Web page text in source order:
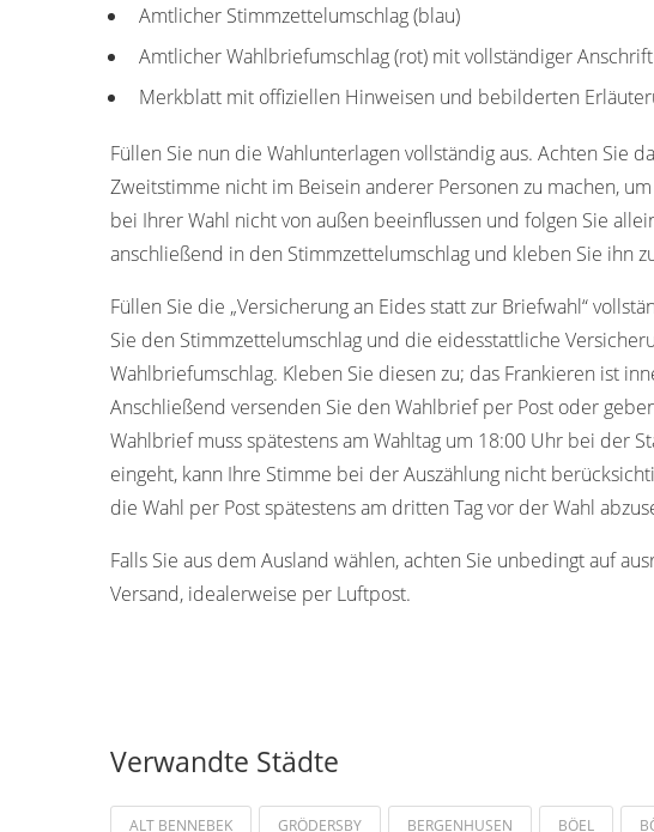
Amtlicher Stimmzettelumschlag (blau)
Amtlicher Wahlbriefumschlag (rot) mit vollständiger
Merkblatt mit offiziellen Hinweisen und bebilderten
Füllen Sie nun die Wahlunterlagen vollständig aus. Achten Sie
Zweitstimme nicht im Beisein anderer Personen zu machen,
bei Ihrer Wahl nicht von außen beeinflussen und folgen Sie
anschließend in den Stimmzettelumschlag und kleben Sie ihn
Füllen Sie die „Versicherung an Eides statt zur Briefwahl“
Sie den Stimmzettelumschlag und die eidesstattliche
Wahlbriefumschlag. Kleben Sie diesen zu; das Frankieren ist
Anschließend versenden Sie den Wahlbrief per Post oder
Wahlbrief muss spätestens am Wahltag um 18:00 Uhr bei der
eingeht, kann Ihre Stimme bei der Auszählung nicht
die Wahl per Post spätestens am dritten Tag vor der Wahl
Falls Sie aus dem Ausland wählen, achten Sie unbedingt auf
Versand, idealerweise per Luftpost.
Verwandte Städte
ALT BENNEBEK GRÖDERSBY BERGENHUSEN BÖEL